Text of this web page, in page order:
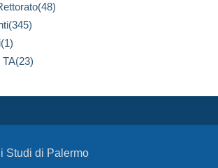
Studi di Palermo